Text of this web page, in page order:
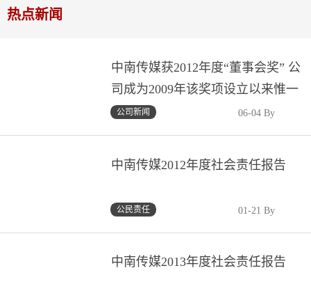
热点新闻
中南传媒获2012年度“董事会奖” 公
司成为2009年该奖项设立以来惟一
获奖湘企、惟一获奖文化传媒企业
06-04 By
公司新闻
中南传媒2012年度社会责任报告
01-21 By
公民责任
中南传媒2013年度社会责任报告